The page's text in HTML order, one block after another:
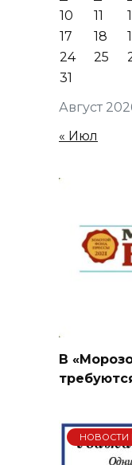
Август
10
11
17
18
24
25
31
« Июл
В
НОВОСТИ